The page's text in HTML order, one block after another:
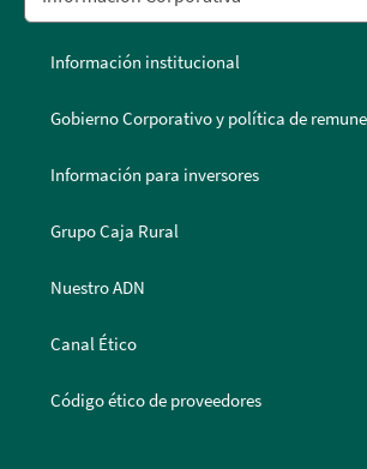
Información institucional
Gobierno Corporativo y política de
Información para inversores
Grupo Caja Rural
Nuestro ADN
Canal Ético
Código ético de proveedores